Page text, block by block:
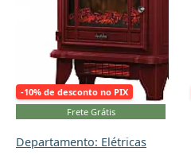
-10% de desconto no PIX
Frete Grátis
Departamento: Elétricas